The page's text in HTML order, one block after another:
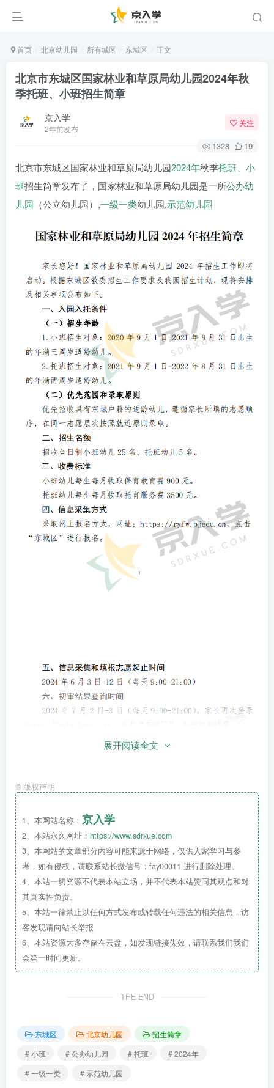
首页 北京幼儿园 所有城区 东城区 正文
北京市东城区国家林业和草原局幼儿园2024年秋
季托班、小班招生简章
京入学
2年前发布
关注
1328 19
北京市东城区国家林业和草原局幼儿园2024年秋季托班
小
班招生简章发布了，国家林业和草原局幼儿园是一所公办幼
儿园 （公立幼儿园）,一级一类幼儿园,示范幼儿园
北京市东城区国家林业和草原局幼儿园2024年秋季托
班、小班招生简章
展开阅读全文
© 版权声明
1、本网站名称： 京入学
2、本站永久网址： https://www.sdrxue.com
3、本网站的文章部分内容可能来源于网络，仅供大家学习与参
考，如有侵权，请联系站长微信号：fay00011 进行删除处理。
4、本站一切资源不代表本站立场，并不代表本站赞同其观点和对
其真实性负责。
5、本站一律禁止以任何方式发布或转载任何违法的相关信息，访
客发现请向站长举报
6、本站资源大多存储在云盘，如发现链接失效，请联系我们我们
会第一时间更新。
THE END
东城区 北京幼儿园
招生简章
# 小班
# 公办幼儿园 # 托班
# 2024年
# 一级一类
# 示范幼儿园